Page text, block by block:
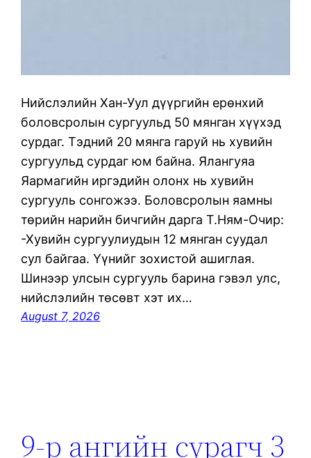
Нийслэлийн Хан-Уул дүүргийн ерөнхий
боловсролын сургуульд 50 мянган хүүхэд
сурдаг. Тэдний 20 мянга гаруй нь хувийн
сургуульд сурдаг юм байна. Ялангуяа
Яармагийн иргэдийн олонх нь хувийн
сургууль сонгожээ. Боловсролын яамны
төрийн нарийн бичгийн дарга Т.Ням-Очир:
-Хувийн сургуулиудын 12 мянган суудал
сул байгаа. Үүнийг зохистой ашиглая.
Шинээр улсын сургууль барина гэвэл улс,
нийслэлийн төсөвт хэт их…
August 7, 2026
9-р ангийн сурагч 3